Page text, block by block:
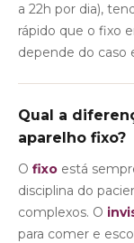
a 22h por dia),
rápido que o fixo
depende do caso
Qual a
aparelho fixo?
O fixo está
disciplina do
complexos. O
para comer e